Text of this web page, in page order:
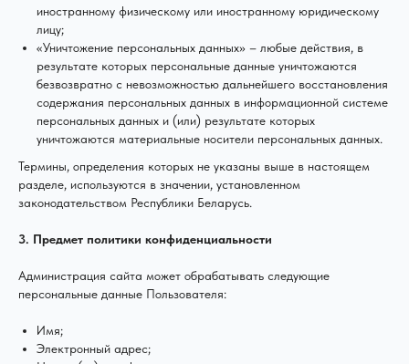
иностранному физическому или иностранному юридическому
лицу;
«Уничтожение персональных данных» – любые действия, в
результате которых персональные данные уничтожаются
безвозвратно с невозможностью дальнейшего восстановления
содержания персональных данных в информационной системе
персональных данных и (или) результате которых
уничтожаются материальные носители персональных данных.
Термины, определения которых не указаны выше в настоящем
разделе, используются в значении, установленном
законодательством Республики Беларусь.
3. Предмет политики конфиденциальности
Администрация сайта может обрабатывать следующие
персональные данные Пользователя:
Имя;
Электронный адрес;